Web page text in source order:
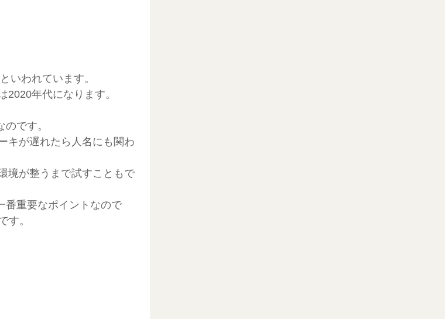
いわれています。
年代になります。
です。
キが遅れたら人名にも関わ
境が整うまで試すこともで
番重要なポイントなので
す。